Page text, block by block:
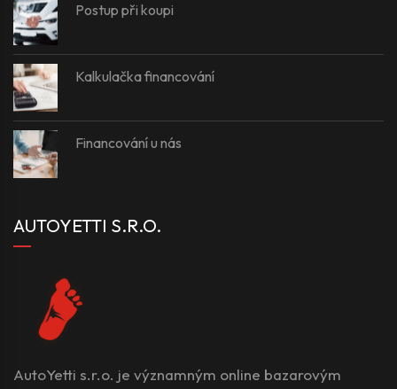
Postup při koupi
Kalkulačka financování
Financování u nás
AUTOYETTI S.R.O.
AutoYetti s.r.o. je významným online bazarovým